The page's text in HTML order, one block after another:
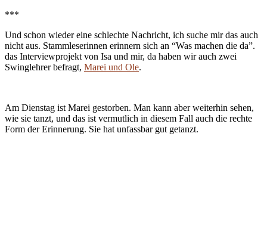
***
Und schon wieder eine schlechte Nachricht, ich suche mir das auch
nicht aus. Stammleserinnen erinnern sich an “Was machen die da”.
das Interviewprojekt von Isa und mir, da haben wir auch zwei
Swinglehrer befragt, Marei und Ole.
Am Dienstag ist Marei gestorben. Man kann aber weiterhin sehen,
wie sie tanzt, und das ist vermutlich in diesem Fall auch die rechte
Form der Erinnerung. Sie hat unfassbar gut getanzt.